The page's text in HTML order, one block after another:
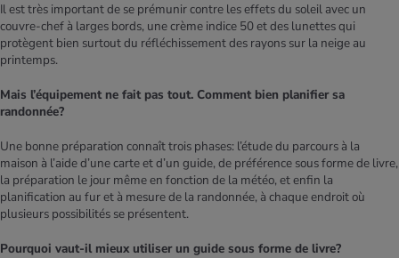
Il est très important de se prémunir contre les effets du soleil avec un
couvre-chef à larges bords, une crème indice 50 et des lunettes qui
protègent bien surtout du réfléchissement des rayons sur la neige au
printemps.
Mais l’équipement ne fait pas tout. Comment bien planifier sa
randonnée?
Une bonne préparation connaît trois phases: l’étude du parcours à la
maison à l’aide d’une carte et d’un guide, de préférence sous forme de livre,
la préparation le jour même en fonction de la météo, et enfin la
planification au fur et à mesure de la randonnée, à chaque endroit où
plusieurs possibilités se présentent.
Pourquoi vaut-il mieux utiliser un guide sous forme de livre?